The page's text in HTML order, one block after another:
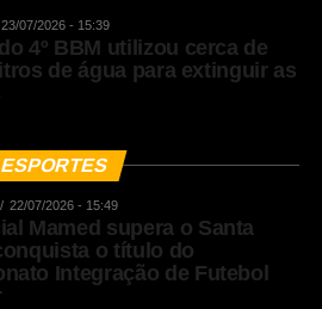
23/07/2026 - 15:39
4º BBM utilizou cerca de
de água para extinguir as
ESPORTES
22/07/2026 - 15:49
Mamed supera o Santa
o título do
Integração de Futebol